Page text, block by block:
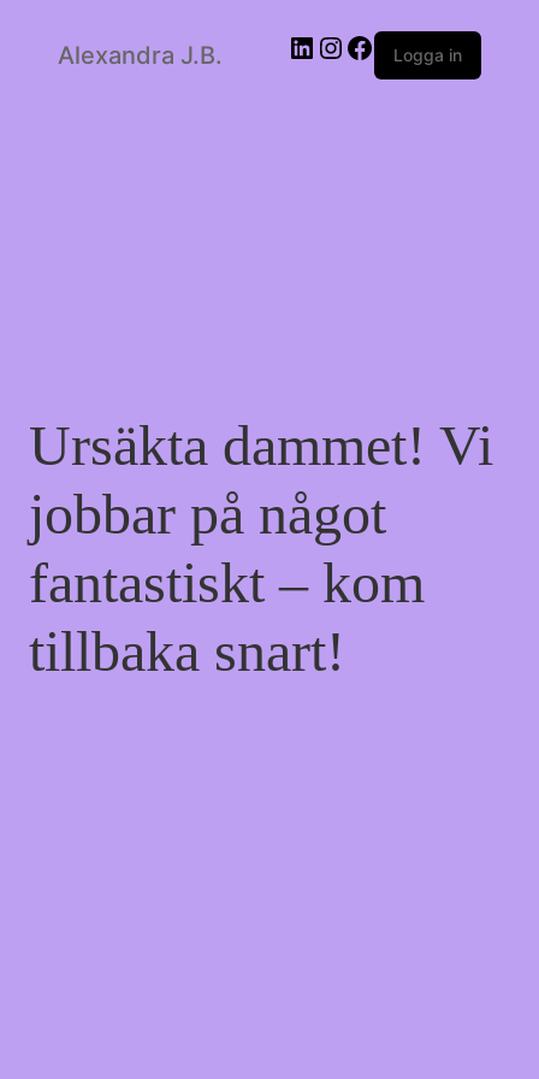
Alexandra J.B. LinkedIn
Instagram
Facebook
Logga in
Ursäkta dammet! Vi
jobbar på något
fantastiskt – kom
tillbaka snart!